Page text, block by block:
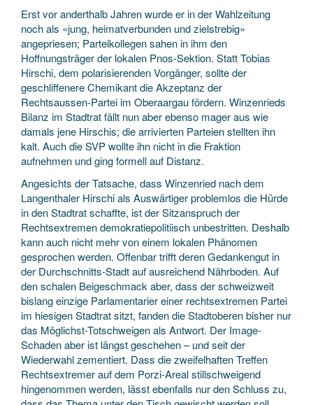
Erst vor anderthalb Jahren wurde er in der Wahlzeitung
noch als «jung, heimatverbunden und zielstrebig»
angepriesen; Parteikollegen sahen in ihm den
Hoffnungsträger der lokalen Pnos-Sektion. Statt Tobias
Hirschi, dem polarisierenden Vorgänger, sollte der
geschliffenere Chemikant die Akzeptanz der
Rechtsaussen-Partei im Oberaargau fördern. Winzenrieds
Bilanz im Stadtrat fällt nun aber ebenso mager aus wie
damals jene Hirschis; die arrivierten Parteien stellten ihn
kalt. Auch die SVP wollte ihn nicht in die Fraktion
aufnehmen und ging formell auf Distanz.
Angesichts der Tatsache, dass Winzenried nach dem
Langenthaler Hirschi als Auswärtiger problemlos die Hürde
in den Stadtrat schaffte, ist der Sitzanspruch der
Rechtsextremen demokratiepolitiisch unbestritten. Deshalb
kann auch nicht mehr von einem lokalen Phänomen
gesprochen werden. Offenbar trifft deren Gedankengut in
der Durchschnitts-Stadt auf ausreichend Nährboden. Auf
den schalen Beigeschmack aber, dass der schweizweit
bislang einzige Parlamentarier einer rechtsextremen Partei
im hiesigen Stadtrat sitzt, fanden die Stadtoberen bisher nur
das Möglichst-Totschweigen als Antwort. Der Image-
Schaden aber ist längst geschehen – und seit der
Wiederwahl zementiert. Dass die zweifelhaften Treffen
Rechtsextremer auf dem Porzi-Areal stillschweigend
hingenommen werden, lässt ebenfalls nur den Schluss zu,